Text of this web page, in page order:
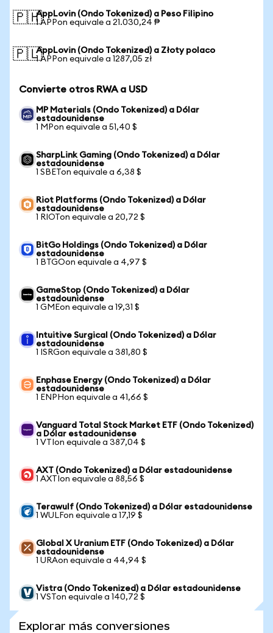
🇵🇭AppLovin (Ondo Tokenized) a Peso Filipino
1 APPon equivale a 21.030,24 ₱
🇵🇱AppLovin (Ondo Tokenized) a Złoty polaco
1 APPon equivale a 1287,05 zł
Convierte otros RWA a USD
MP Materials (Ondo Tokenized) a Dólar
estadounidense
1 MPon equivale a 51,40 $
SharpLink Gaming (Ondo Tokenized) a Dólar
estadounidense
1 SBETon equivale a 6,38 $
Riot Platforms (Ondo Tokenized) a Dólar
estadounidense
1 RIOTon equivale a 20,72 $
BitGo Holdings (Ondo Tokenized) a Dólar
estadounidense
1 BTGOon equivale a 4,97 $
GameStop (Ondo Tokenized) a Dólar
estadounidense
1 GMEon equivale a 19,31 $
Intuitive Surgical (Ondo Tokenized) a Dólar
estadounidense
1 ISRGon equivale a 381,80 $
Enphase Energy (Ondo Tokenized) a Dólar
estadounidense
1 ENPHon equivale a 41,66 $
Vanguard Total Stock Market ETF (Ondo Tokenized)
a Dólar estadounidense
1 VTIon equivale a 387,04 $
AXT (Ondo Tokenized) a Dólar estadounidense
1 AXTIon equivale a 88,56 $
Terawulf (Ondo Tokenized) a Dólar estadounidense
1 WULFon equivale a 17,19 $
Global X Uranium ETF (Ondo Tokenized) a Dólar
estadounidense
1 URAon equivale a 44,94 $
Vistra (Ondo Tokenized) a Dólar estadounidense
1 VSTon equivale a 140,72 $
Explorar más conversiones